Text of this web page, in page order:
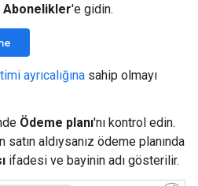
Abonelikler'e gidin.
ayrıcalığına sahip olmayı
Ödeme planı'nı kontrol edin.
aldıysanız ödeme planında
ifadesi ve bayinin adı gösterilir.